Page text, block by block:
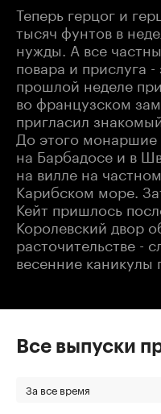
Теперь герцог и
тысяч фунтов в
нужды. А все
повара и прислуга
прошлой неделе
во французском
пригласил
До этого
на Барбадосе и в
на вилле на
Карибском море.
Кейт пришлось
Королевский двор
расточительстве -
весенние каникулы
Все выпуски
За все время